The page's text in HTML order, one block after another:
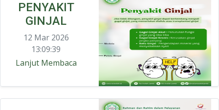
PENYAKIT
GINJAL
12 Mar 2026
13:09:39
Lanjut Membaca